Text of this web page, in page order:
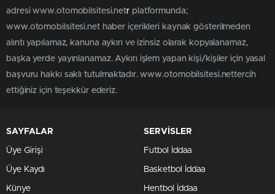
adresi www.otomobilsitesi.netr platformunda;
www.otomobilsitesi.net haber içerikleri kaynak gösterilmeden
alıntı yapılamaz, kanuna aykırı ve izinsiz olarak kopyalanamaz,
başka yerde yayınlanamaz. Aykırı işlem yapan kişi/kişiler için yasal
başvuru hakkı saklı tutulmaktadır. www.otomobilsitesi.nettercih
ettiğiniz için teşekkür ederiz.
SAYFALAR
Üye Girişi
Üye Kaydı
Künye
SERVİSLER
Futbol İddaa
Basketbol İddaa
Hentbol İddaa